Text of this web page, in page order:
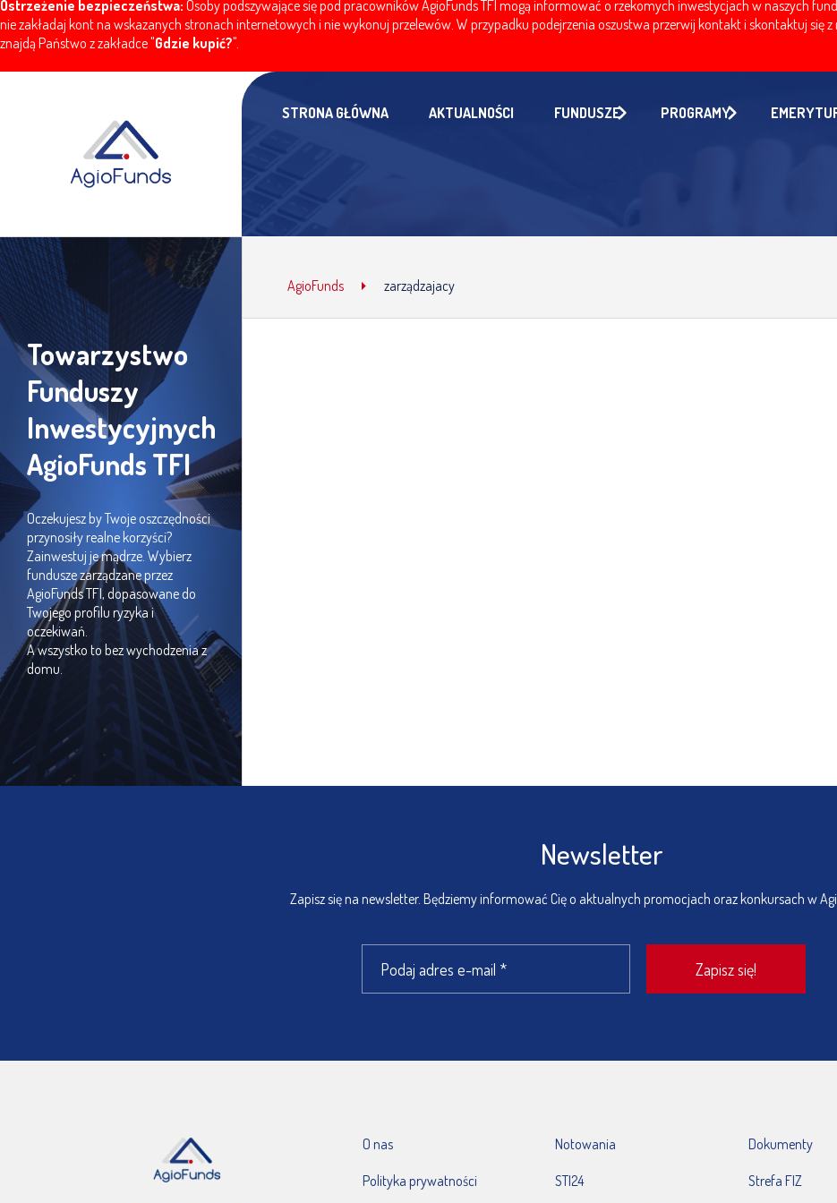
Ostrzeżenie bezpieczeństwa: Osoby podszywające się pod pracowników AgioFunds TFI mogą informować o rzekomych inwestycjach w naszych
nie zakładaj kont na wskazanych stronach internetowych i nie wykonuj przelewów. W przypadku podejrzenia oszustwa przerwij kontakt i skontaktuj się
znajdą Państwo z zakładce "Gdzie kupić?".
STRONA GŁÓWNA AKTUALNOŚCI FUNDUSZE PROGRAMY
Towarzystwo
Funduszy
Inwestycyjnych
AgioFunds TFI
Oczekujesz by Twoje oszczędności
przynosiły realne korzyści?
Zainwestuj je mądrze. Wybierz
fundusze zarządzane przez
AgioFunds TFI, dopasowane do
Twojego profilu ryzyka i
oczekiwań.
A wszystko to bez wychodzenia z
domu.
AgioFunds zarządzajacy
Newsletter
Zapisz się na newsletter. Będziemy informować Cię o aktualnych promocjach oraz konkursach w
O nas
Polityka prywatności
Notowania
STI24
Dokumenty
Strefa FIZ